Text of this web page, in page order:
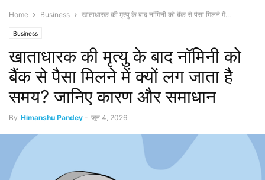
Home Business खाताधारक की मृत्यु के बाद नॉमिनी को बैंक से पैसा मिलने में...
Business
खाताधारक की मृत्यु के बाद नॉमिनी को
बैंक से पैसा मिलने में क्यों लग जाता है
समय? जानिए कारण और समाधान
By Himanshu Pandey - जून 4, 2026